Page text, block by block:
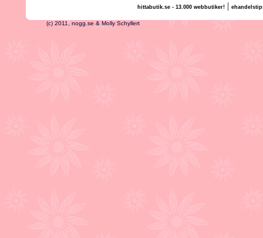
hittabutik.se - 13.000 webbutiker!|
(c) 2011, nogg.se & Molly Schyllert